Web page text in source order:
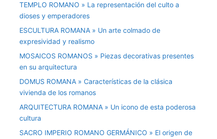
TEMPLO ROMANO » La representación del culto a
dioses y emperadores
ESCULTURA ROMANA » Un arte colmado de
expresividad y realismo
MOSAICOS ROMANOS » Piezas decorativas presentes
en su arquitectura
DOMUS ROMANA » Características de la clásica
vivienda de los romanos
ARQUITECTURA ROMANA » Un icono de esta poderosa
cultura
SACRO IMPERIO ROMANO GERMÁNICO » El origen de